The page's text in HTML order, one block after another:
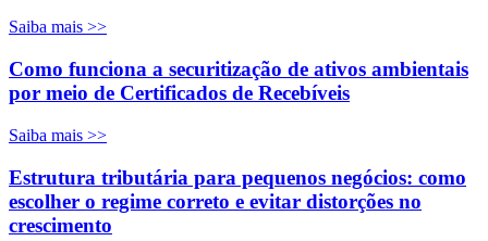
Saiba mais >>
Como funciona a securitização de ativos ambientais
por meio de Certificados de Recebíveis
Saiba mais >>
Estrutura tributária para pequenos negócios: como
escolher o regime correto e evitar distorções no
crescimento